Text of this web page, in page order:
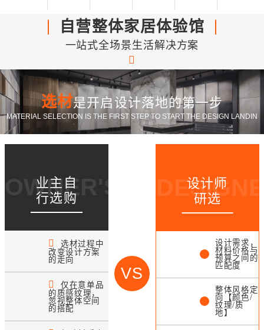
自营整体家居体验馆
一站式全场景生活解决方案
选材是开启设计落地的第一步
MATERIAL SELECTION IS THE FIRST STEP TO START THE DESIGN LANDIN
业主自
行选购
OWNER'S CHOICE
选材过程中
改变设计方案
的走向
仅在意单品
的质感纹理，
忽视整体空间
的搭配
VS
设计师
研选
设计需求，
材料价格与
预算之间的
匹配度
整体风格定
向【颜色/
纹理/质
地】